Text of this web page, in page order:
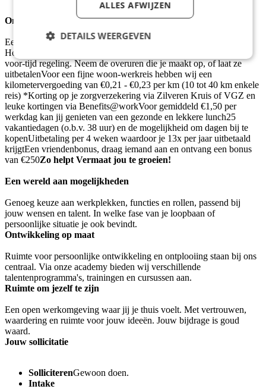
Onze bijgerechten
Een salaris passend bij jouw functie en ervaring (CAO
Horeca/Contractcatering) en een fijne pensioenregelingEen tijd-
voor-tijd regeling. Neem de overuren die je maakt op, of laat ze
uitbetalenVoor een fijne woon-werkreis hebben wij een
kilometervergoeding van €0,21 - €0,23 per km (10 tot 40 km enkele
reis) *Korting op je zorgverzekering via Zilveren Kruis of VGZ en
leuke kortingen via Benefits@workVoor gemiddeld €1,50 per
werkdag kan jij genieten van een gezonde en lekkere lunch25
vakantiedagen (o.b.v. 38 uur) en de mogelijkheid om dagen bij te
kopenUitbetaling per 4 weken waardoor je 13x per jaar uitbetaald
krijgtEen vriendenbonus, draag iemand aan en ontvang een bonus
van €250Zo helpt Vermaat jou te groeien!
Een wereld aan mogelijkheden
Genoeg keuze aan werkplekken, functies en rollen, passend bij
jouw wensen en talent. In welke fase van je loopbaan of
persoonlijke situatie je ook bevindt.
Ontwikkeling op maat
Ruimte voor persoonlijke ontwikkeling en ontplooiing staan bij ons
centraal. Via onze academy bieden wij verschillende
talentenprogramma's, trainingen en cursussen aan.
Ruimte om jezelf te zijn
Een open werkomgeving waar jij je thuis voelt. Met vertrouwen,
waardering en ruimte voor jouw ideeën. Jouw bijdrage is goud
waard.
Jouw sollicitatie
SolliciterenGewoon doen.
Intake
ALLES AFWIJZEN
DETAILS WEERGEVEN